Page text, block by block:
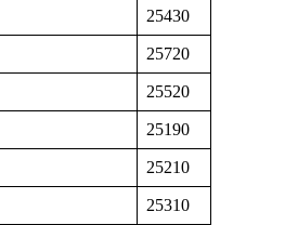
25430
25720
25520
25190
25210
25310